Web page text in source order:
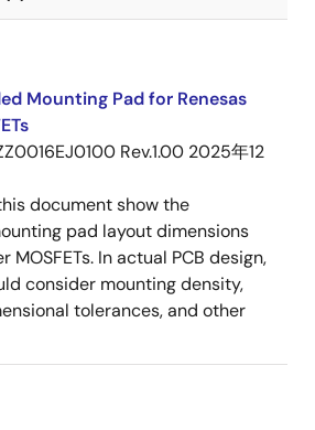
Mounting Pad for Renesas
Rev.1.00 2025年12
document show the
pad layout dimensions
MOSFETs. In actual PCB design,
consider mounting density,
tolerances, and other